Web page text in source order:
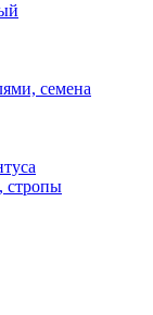
семена
стропы